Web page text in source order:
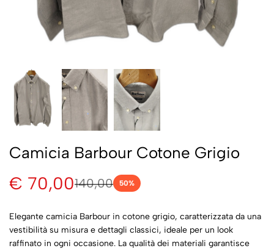
Camicia Barbour Cotone Grigio
€ 70,00140,00 50%
Elegante camicia Barbour in cotone grigio, caratterizzata da una
vestibilità su misura e dettagli classici, ideale per un look
raffinato in ogni occasione. La qualità dei materiali garantisce